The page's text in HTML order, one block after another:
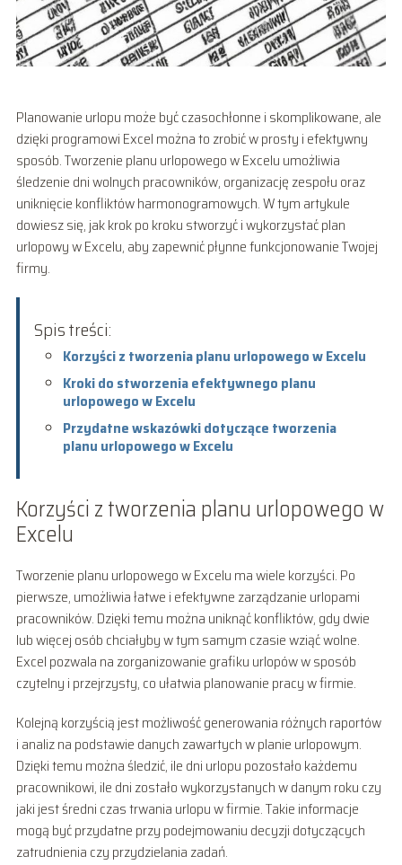
Planowanie urlopu może być czasochłonne i skomplikowane, ale
dzięki programowi Excel można to zrobić w prosty i efektywny
sposób. Tworzenie planu urlopowego w Excelu umożliwia
śledzenie dni wolnych pracowników, organizację zespołu oraz
uniknięcie konfliktów harmonogramowych. W tym artykule
dowiesz się, jak krok po kroku stworzyć i wykorzystać plan
urlopowy w Excelu, aby zapewnić płynne funkcjonowanie Twojej
firmy.
Spis treści:
Korzyści z tworzenia planu urlopowego w Excelu
Kroki do stworzenia efektywnego planu
urlopowego w Excelu
Przydatne wskazówki dotyczące tworzenia
planu urlopowego w Excelu
Korzyści z tworzenia planu urlopowego w
Excelu
Tworzenie planu urlopowego w Excelu ma wiele korzyści. Po
pierwsze, umożliwia łatwe i efektywne zarządzanie urlopami
pracowników. Dzięki temu można uniknąć konfliktów, gdy dwie
lub więcej osób chciałyby w tym samym czasie wziąć wolne.
Excel pozwala na zorganizowanie grafiku urlopów w sposób
czytelny i przejrzysty, co ułatwia planowanie pracy w firmie.
Kolejną korzyścią jest możliwość generowania różnych raportów
i analiz na podstawie danych zawartych w planie urlopowym.
Dzięki temu można śledzić, ile dni urlopu pozostało każdemu
pracownikowi, ile dni zostało wykorzystanych w danym roku czy
jaki jest średni czas trwania urlopu w firmie. Takie informacje
mogą być przydatne przy podejmowaniu decyzji dotyczących
zatrudnienia czy przydzielania zadań.